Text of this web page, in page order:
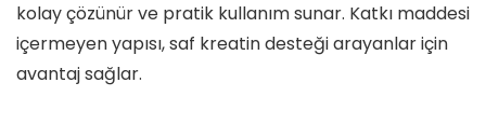
kolay çözünür ve pratik kullanım sunar. Katkı maddesi
içermeyen yapısı, saf kreatin desteği arayanlar için
avantaj sağlar.